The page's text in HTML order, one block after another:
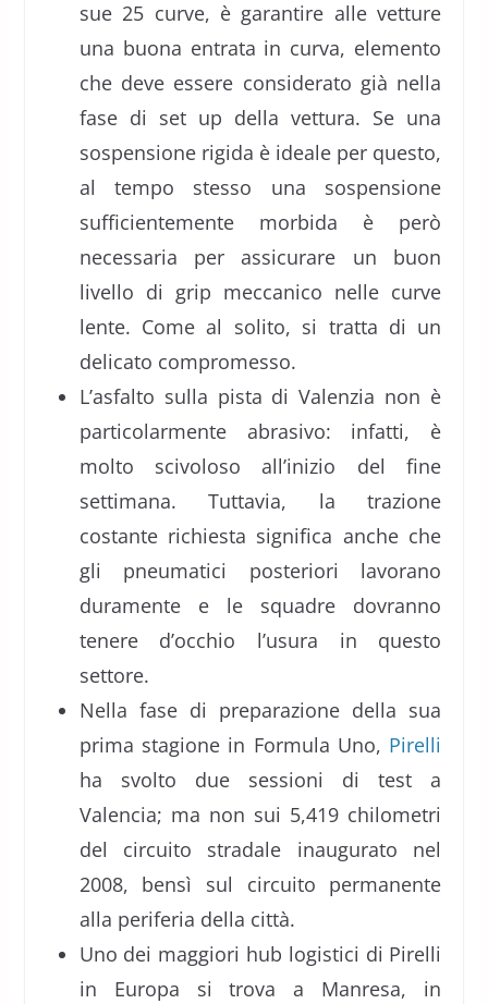
sue 25 curve, è garantire alle vetture
una buona entrata in curva, elemento
che deve essere considerato già nella
fase di set up della vettura. Se una
sospensione rigida è ideale per questo,
al tempo stesso una sospensione
sufficientemente morbida è però
necessaria per assicurare un buon
livello di grip meccanico nelle curve
lente. Come al solito, si tratta di un
delicato compromesso.
L’asfalto sulla pista di Valenzia non è
particolarmente abrasivo: infatti, è
molto scivoloso all’inizio del fine
settimana. Tuttavia, la trazione
costante richiesta significa anche che
gli pneumatici posteriori lavorano
duramente e le squadre dovranno
tenere d’occhio l’usura in questo
settore.
Nella fase di preparazione della sua
prima stagione in Formula Uno, Pirelli
ha svolto due sessioni di test a
Valencia; ma non sui 5,419 chilometri
del circuito stradale inaugurato nel
2008, bensì sul circuito permanente
alla periferia della città.
Uno dei maggiori hub logistici di Pirelli
in Europa si trova a Manresa, in